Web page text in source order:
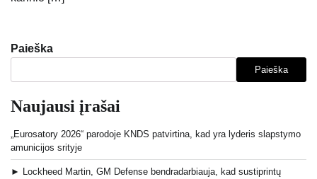
Paieška
Paieška
Naujausi įrašai
„Eurosatory 2026“ parodoje KNDS patvirtina, kad yra lyderis slapstymo
amunicijos srityje
► Lockheed Martin, GM Defense bendradarbiauja, kad sustiprintų